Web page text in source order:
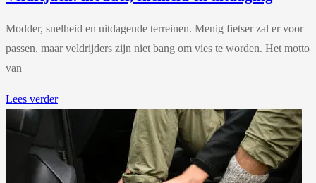
Modder, snelheid en uitdagende terreinen. Menig fietser zal er voor
passen, maar veldrijders zijn niet bang om vies te worden. Het motto
van
Lees verder